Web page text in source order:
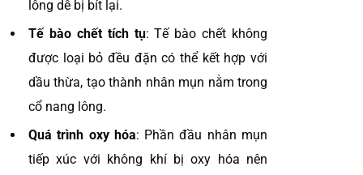
lông dễ bị bít lại.
Tế bào chết tích tụ: Tế bào chết không
được loại bỏ đều đặn có thể kết hợp với
dầu thừa, tạo thành nhân mụn nằm trong
cổ nang lông.
Quá trình oxy hóa: Phần đầu nhân mụn
tiếp xúc với không khí bị oxy hóa nên